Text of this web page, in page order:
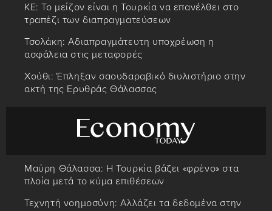
ΚΕ: Το μείζον είναι η Τουρκία να επανέλθει στο
τραπέζι των διαπραγματεύσεων
Τσολάκη: Αδιαπραγμάτευτη υποχρέωση η
ασφάλεια στις μεταφορές
Χούθι: Έπληξαν σαουδαραβικό διυλιστήριο στην
ακτή της Ερυθράς Θάλασσας
Μαύρη Θάλασσα: Η Τουρκία βάζει «φρένο» στα
πλοία μετά το κύμα επιθέσεων
Τεχνητή νοημοσύνη: Αλλάζει τα δεδομένα στην